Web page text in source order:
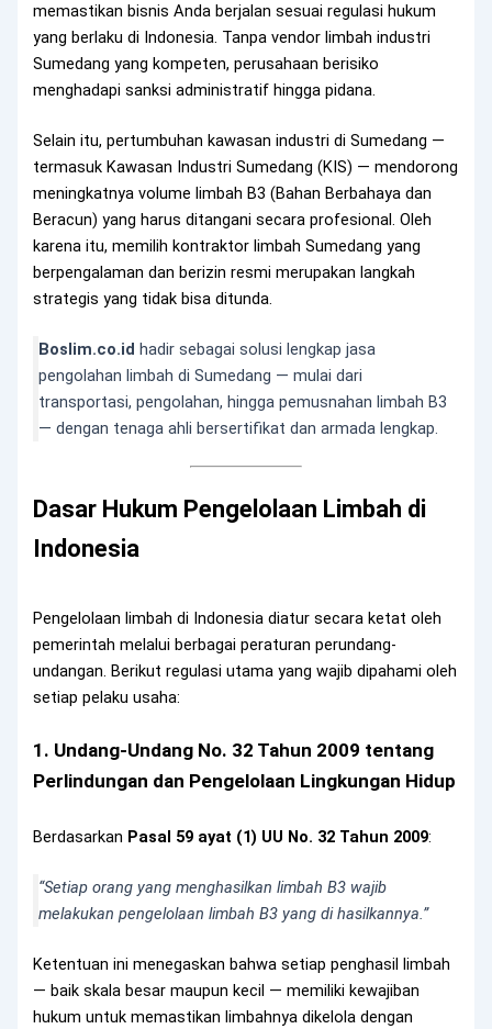
memastikan bisnis Anda berjalan sesuai regulasi hukum
yang berlaku di Indonesia. Tanpa vendor limbah industri
Sumedang yang kompeten, perusahaan berisiko
menghadapi sanksi administratif hingga pidana.
Selain itu, pertumbuhan kawasan industri di Sumedang —
termasuk Kawasan Industri Sumedang (KIS) — mendorong
meningkatnya volume limbah B3 (Bahan Berbahaya dan
Beracun) yang harus ditangani secara profesional. Oleh
karena itu, memilih kontraktor limbah Sumedang yang
berpengalaman dan berizin resmi merupakan langkah
strategis yang tidak bisa ditunda.
Boslim.co.id hadir sebagai solusi lengkap jasa
pengolahan limbah di Sumedang — mulai dari
transportasi, pengolahan, hingga pemusnahan limbah B3
— dengan tenaga ahli bersertifikat dan armada lengkap.
Dasar Hukum Pengelolaan Limbah di
Indonesia
Pengelolaan limbah di Indonesia diatur secara ketat oleh
pemerintah melalui berbagai peraturan perundang-
undangan. Berikut regulasi utama yang wajib dipahami oleh
setiap pelaku usaha:
1. Undang-Undang No. 32 Tahun 2009 tentang
Perlindungan dan Pengelolaan Lingkungan Hidup
Berdasarkan Pasal 59 ayat (1) UU No. 32 Tahun 2009:
“Setiap orang yang menghasilkan limbah B3 wajib
melakukan pengelolaan limbah B3 yang di hasilkannya.”
Ketentuan ini menegaskan bahwa setiap penghasil limbah
— baik skala besar maupun kecil — memiliki kewajiban
hukum untuk memastikan limbahnya dikelola dengan